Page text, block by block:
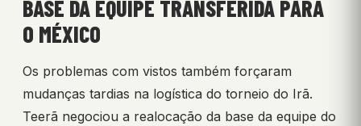
BASE DA EQUIPE TRANSFERIDA PARA
O MÉXICO
Os problemas com vistos também forçaram
mudanças tardias na logística do torneio do Irã.
Teerã negociou a realocação da base da equipe do